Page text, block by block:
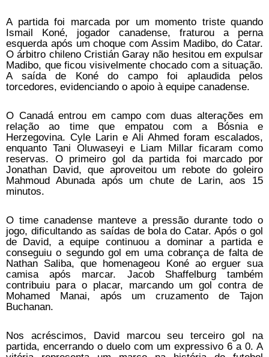
A partida foi marcada por um momento triste quando
Ismail Koné, jogador canadense, fraturou a perna
esquerda após um choque com Assim Madibo, do Catar.
O árbitro chileno Cristián Garay não hesitou em expulsar
Madibo, que ficou visivelmente chocado com a situação.
A saída de Koné do campo foi aplaudida pelos
torcedores, evidenciando o apoio à equipe canadense.
O Canadá entrou em campo com duas alterações em
relação ao time que empatou com a Bósnia e
Herzegovina. Cyle Larin e Ali Ahmed foram escalados,
enquanto Tani Oluwaseyi e Liam Millar ficaram como
reservas. O primeiro gol da partida foi marcado por
Jonathan David, que aproveitou um rebote do goleiro
Mahmoud Abunada após um chute de Larin, aos 15
minutos.
O time canadense manteve a pressão durante todo o
jogo, dificultando as saídas de bola do Catar. Após o gol
de David, a equipe continuou a dominar a partida e
conseguiu o segundo gol em uma cobrança de falta de
Nathan Saliba, que homenageou Koné ao erguer sua
camisa após marcar. Jacob Shaffelburg também
contribuiu para o placar, marcando um gol contra de
Mohamed Manai, após um cruzamento de Tajon
Buchanan.
Nos acréscimos, David marcou seu terceiro gol na
partida, encerrando o duelo com um expressivo 6 a 0. A